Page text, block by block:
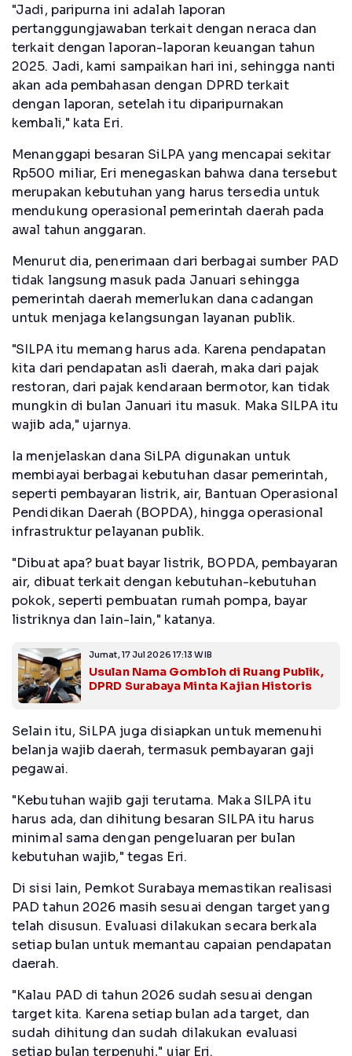
"Jadi, paripurna ini adalah laporan
pertanggungjawaban terkait dengan neraca dan
terkait dengan laporan-laporan keuangan tahun
2025. Jadi, kami sampaikan hari ini, sehingga nanti
akan ada pembahasan dengan DPRD terkait
dengan laporan, setelah itu diparipurnakan
kembali," kata Eri.
Menanggapi besaran SiLPA yang mencapai sekitar
Rp500 miliar, Eri menegaskan bahwa dana tersebut
merupakan kebutuhan yang harus tersedia untuk
mendukung operasional pemerintah daerah pada
awal tahun anggaran.
Menurut dia, penerimaan dari berbagai sumber PAD
tidak langsung masuk pada Januari sehingga
pemerintah daerah memerlukan dana cadangan
untuk menjaga kelangsungan layanan publik.
"SILPA itu memang harus ada. Karena pendapatan
kita dari pendapatan asli daerah, maka dari pajak
restoran, dari pajak kendaraan bermotor, kan tidak
mungkin di bulan Januari itu masuk. Maka SILPA itu
wajib ada," ujarnya.
Ia menjelaskan dana SiLPA digunakan untuk
membiayai berbagai kebutuhan dasar pemerintah,
seperti pembayaran listrik, air, Bantuan Operasional
Pendidikan Daerah (BOPDA), hingga operasional
infrastruktur pelayanan publik.
"Dibuat apa? buat bayar listrik, BOPDA, pembayaran
air, dibuat terkait dengan kebutuhan-kebutuhan
pokok, seperti pembuatan rumah pompa, bayar
listriknya dan lain-lain," katanya.
Jumat, 17 Jul 2026 17:13 WIB
Usulan Nama Gombloh di Ruang Publik,
DPRD Surabaya Minta Kajian Historis
Selain itu, SiLPA juga disiapkan untuk memenuhi
belanja wajib daerah, termasuk pembayaran gaji
pegawai.
"Kebutuhan wajib gaji terutama. Maka SILPA itu
harus ada, dan dihitung besaran SILPA itu harus
minimal sama dengan pengeluaran per bulan
kebutuhan wajib," tegas Eri.
Di sisi lain, Pemkot Surabaya memastikan realisasi
PAD tahun 2026 masih sesuai dengan target yang
telah disusun. Evaluasi dilakukan secara berkala
setiap bulan untuk memantau capaian pendapatan
daerah.
"Kalau PAD di tahun 2026 sudah sesuai dengan
target kita. Karena setiap bulan ada target, dan
sudah dihitung dan sudah dilakukan evaluasi
setiap bulan terpenuhi," ujar Eri.